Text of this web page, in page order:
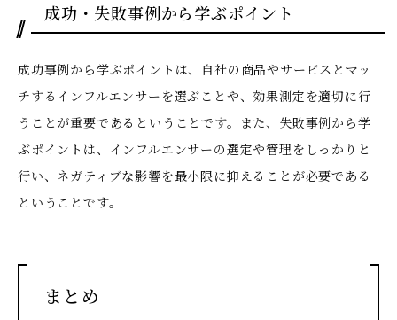
成功・失敗事例から学ぶポイント
成功事例から学ぶポイントは、自社の商品やサービスとマッ
チするインフルエンサーを選ぶことや、効果測定を適切に行
うことが重要であるということです。また、失敗事例から学
ぶポイントは、インフルエンサーの選定や管理をしっかりと
行い、ネガティブな影響を最小限に抑えることが必要である
ということです。
まとめ